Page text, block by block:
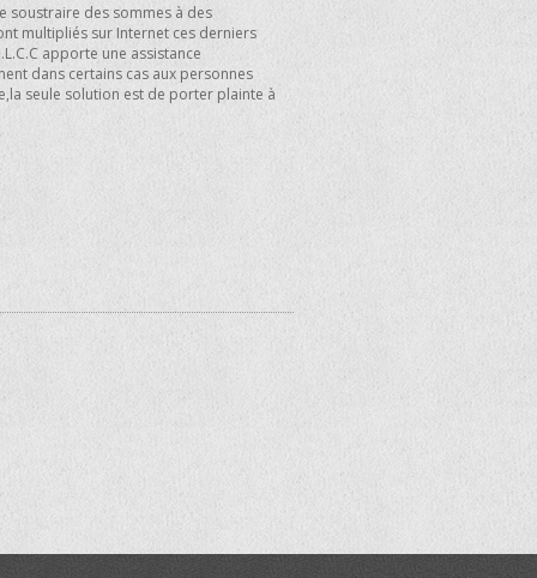
soustraire des sommes à des
multipliés sur Internet ces derniers
apporte une assistance
dans certains cas aux personnes
seule solution est de porter plainte à